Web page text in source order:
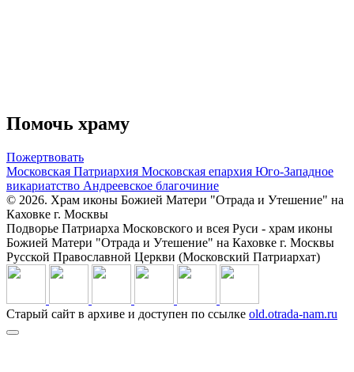
Помочь храму
Пожертвовать
Московская Патриархия Московская епархия Юго-Западное
викариатство Андреевское благочиние
© 2026. Храм иконы Божией Матери "Отрада и Утешение" на
Каховке г. Москвы
Подворье Патриарха Московского и всея Руси - храм иконы
Божией Матери "Отрада и Утешение" на Каховке г. Москвы
Русской Православной Церкви (Московский Патриархат)
Старый сайт в архиве и доступен по ссылке old.otrada-nam.ru